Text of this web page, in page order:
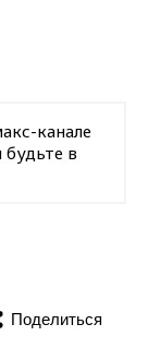
канале
в
Поделиться